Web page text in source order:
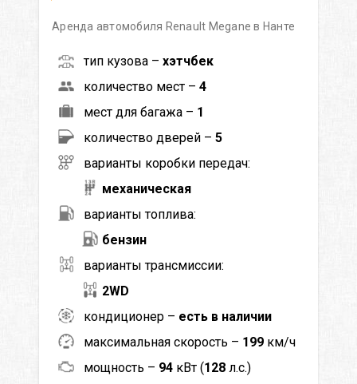
Аренда автомобиля Renault Megane в Нанте
тип кузова – хэтчбек
количество мест – 4
мест для багажа – 1
количество дверей – 5
варианты коробки передач:
механическая
варианты топлива:
бензин
варианты трансмиссии:
2WD
кондиционер – есть в наличии
максимальная скорость – 199 км/ч
мощность – 94 кВт (128 л.с.)